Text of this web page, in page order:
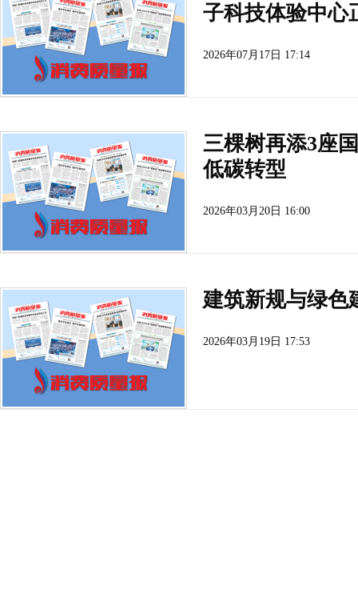
子科技体验中心
2026年07月17日 17:14
三棵树再添3座
低碳转型
2026年03月20日 16:00
建筑新规与绿色
2026年03月19日 17:53